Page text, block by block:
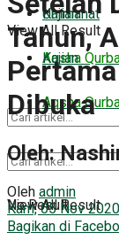
Kajian
Aqsha
No Result
View All Result
Ummahat
Kajian
Aqsha
No Result
View All Result
Tahun,
Dibuka
Oleh:
Oleh admin
Kam, 05 Nov
Bagikan di